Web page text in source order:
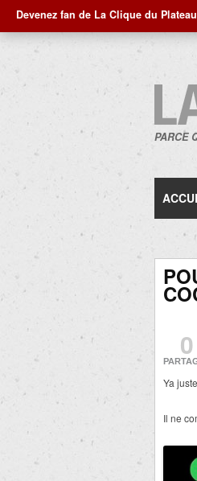
Devenez fan de La Clique du
PARCE
0
Ya
Il ne